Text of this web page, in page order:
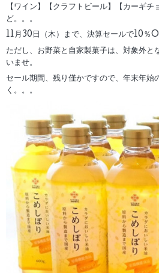
【ワイン】【クラフトビール】【カーギチ
ど。。。
11月30日（木）まで、決算セールで10％
ただし、お野菜と自家製菓子は、対象外と
いませ。
セール期間、残り僅かですので、年末年始
く。。。